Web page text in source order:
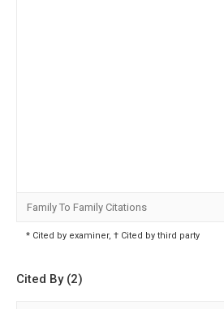
Family To Family Citations
* Cited by examiner, † Cited by third party
Cited By (2)